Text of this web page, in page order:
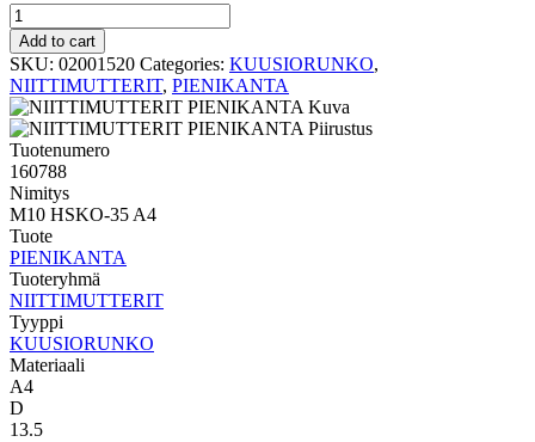
KUUSIORUNKO
PIENIKANTA
M10
HSKO-
35
A4
quantity
Add to cart
SKU: 02001520 Categories: KUUSIORUNKO,
NIITTIMUTTERIT, PIENIKANTA
Tuotenumero
160788
Nimitys
M10 HSKO-35 A4
Tuote
PIENIKANTA
Tuoteryhmä
NIITTIMUTTERIT
Tyyppi
KUUSIORUNKO
Materiaali
A4
D
13.5